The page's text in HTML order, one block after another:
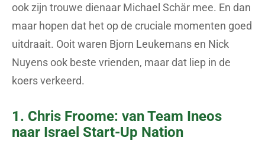
ook zijn trouwe dienaar Michael Schär mee. En dan
maar hopen dat het op de cruciale momenten goed
uitdraait. Ooit waren Bjorn Leukemans en Nick
Nuyens ook beste vrienden, maar dat liep in de
koers verkeerd.
1. Chris Froome: van Team Ineos
naar Israel Start-Up Nation